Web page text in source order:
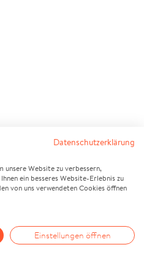
Datenschutzerklärung
unsere Website zu verbessern,
ein besseres Website-Erlebnis zu
von uns verwendeten Cookies öffnen
Einstellungen öffnen